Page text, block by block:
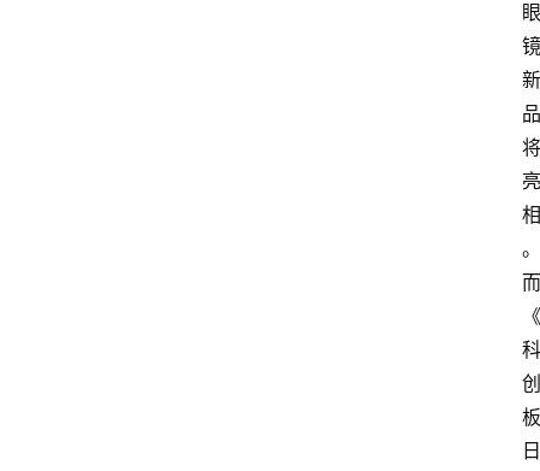
眼
镜
新
品
将
亮
相
。
而
《
科
创
板
日